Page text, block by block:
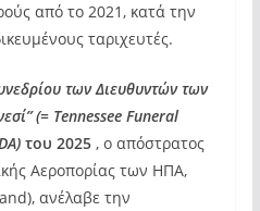
από το 2021, κατά την
ταριχευτές.
των Διευθυντών των
(= Tennessee Funeral
του 2025 , ο απόστρατος
Αεροπορίας των ΗΠΑ,
ανέλαβε την